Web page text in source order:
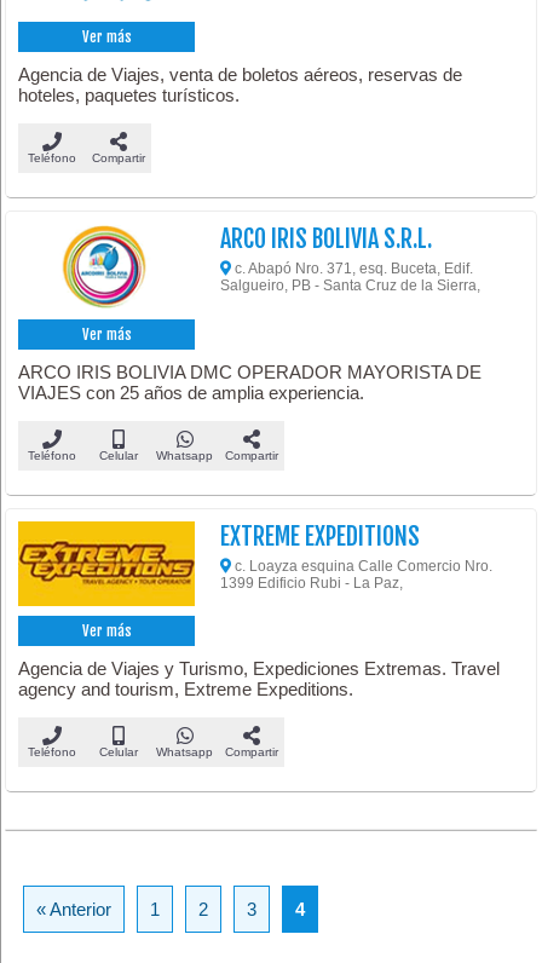
Ver más
Agencia de Viajes, venta de boletos aéreos, reservas de
hoteles, paquetes turísticos.
Teléfono Compartir
Ver más
ARCO IRIS BOLIVIA S.R.L.
c. Abapó Nro. 371, esq. Buceta, Edif.
Salgueiro, PB - Santa Cruz de la Sierra,
ARCO IRIS BOLIVIA DMC OPERADOR MAYORISTA DE
VIAJES con 25 años de amplia experiencia.
Teléfono Celular Whatsapp Compartir
Ver más
EXTREME EXPEDITIONS
c. Loayza esquina Calle Comercio Nro.
1399 Edificio Rubi - La Paz,
Agencia de Viajes y Turismo, Expediciones Extremas. Travel
agency and tourism, Extreme Expeditions.
Teléfono Celular Whatsapp Compartir
« Anterior 1 2 3 4